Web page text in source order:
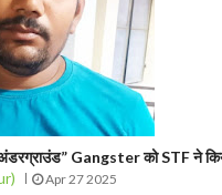
Gangster को STF ने
Apr 27 2025